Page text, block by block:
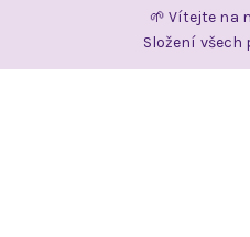
🌱 Vítejte na
Složení všech